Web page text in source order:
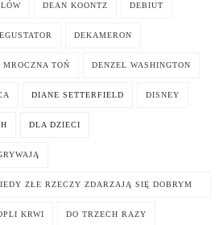
DEAN KOONTZ DEBIUT
DEKAMERON
TOŃ DENZEL WASHINGTON
DIANE SETTERFIELD DISNEY
DLA DZIECI
ZŁE RZECZY ZDARZAJĄ SIĘ DOBRYM
KRWI DO TRZECH RAZY